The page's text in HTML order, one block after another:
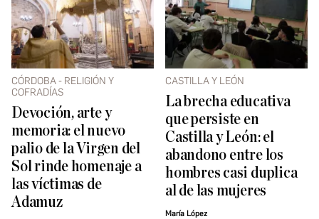
CÓRDOBA - RELIGIÓN Y
COFRADÍAS
Devoción, arte y
memoria: el nuevo
palio de la Virgen del
Sol rinde homenaje a
las víctimas de
Adamuz
CASTILLA Y LEÓN
La brecha educativa
que persiste en
Castilla y León: el
abandono entre los
hombres casi duplica
al de las mujeres
María López